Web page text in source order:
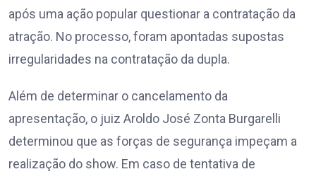
após uma ação popular questionar a contratação da
atração. No processo, foram apontadas supostas
irregularidades na contratação da dupla.
Além de determinar o cancelamento da
apresentação, o juiz Aroldo José Zonta Burgarelli
determinou que as forças de segurança impeçam a
realização do show. Em caso de tentativa de